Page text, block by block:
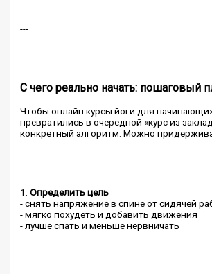
---
С чего реально начать: пошаговый
Чтобы онлайн курсы йоги для
превратились в очередной «курс из
конкретный алгоритм. Можно
1.Определить цель
- снять напряжение в спине от сидячей
- мягко похудеть и добавить движения
- лучше спать и меньше нервничать